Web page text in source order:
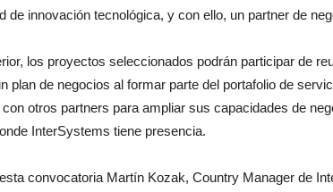
de innovación tecnológica, y con ello, un partner de
los proyectos seleccionados podrán participar de
plan de negocios al formar parte del portafolio de
otros partners para ampliar sus capacidades de
InterSystems tiene presencia.
convocatoria Martín Kozak, Country Manager de